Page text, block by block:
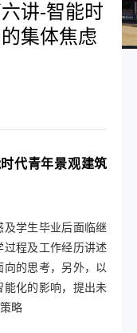
讲-智能时
集体焦虑
代青年景观建筑
及学生毕业后面临继
过程及工作经历讲述
的思考，另外，以
能化的影响，提出未
略